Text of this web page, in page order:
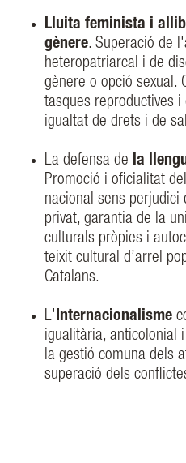
Lluita feminista i
gènere. Superació de
heteropatriarcal i de
gènere o opció sexual.
tasques reproductives
igualtat de drets i de
La defensa de la
Promoció i oficialitat
nacional sens
privat, garantia de la
culturals pròpies i
teixit cultural d’arrel
Catalans.
L'Internacionalisme
igualitària, anticolonial
la gestió comuna dels
superació dels